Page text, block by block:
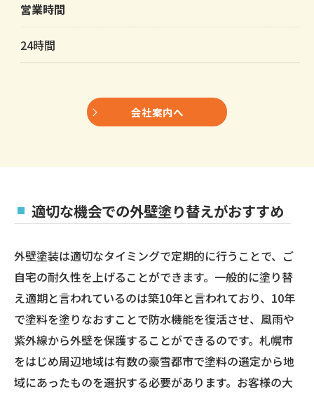
営業時間
24時間
会社案内へ
適切な機会での外壁塗り替えがおすすめ
外壁塗装は適切なタイミングで定期的に行うことで、ご
自宅の耐久性を上げることができます。一般的に塗り替
え適期と言われているのは築10年と言われており、10年
で塗料を塗りなおすことで防水機能を復活させ、風雨や
紫外線から外壁を保護することができるのです。札幌市
をはじめ周辺地域は有数の豪雪都市で塗料の選定から地
域にあったものを選択する必要があります。お客様の大